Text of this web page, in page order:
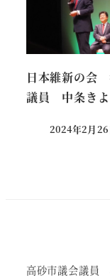
日本維新の会
議員 中条きよ
投稿日
2024年2月26
高砂市議会議員